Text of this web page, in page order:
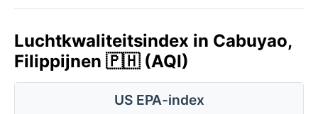
Luchtkwaliteitsindex in Cabuyao,
Filippijnen 🇵🇭 (AQI)
US EPA-index